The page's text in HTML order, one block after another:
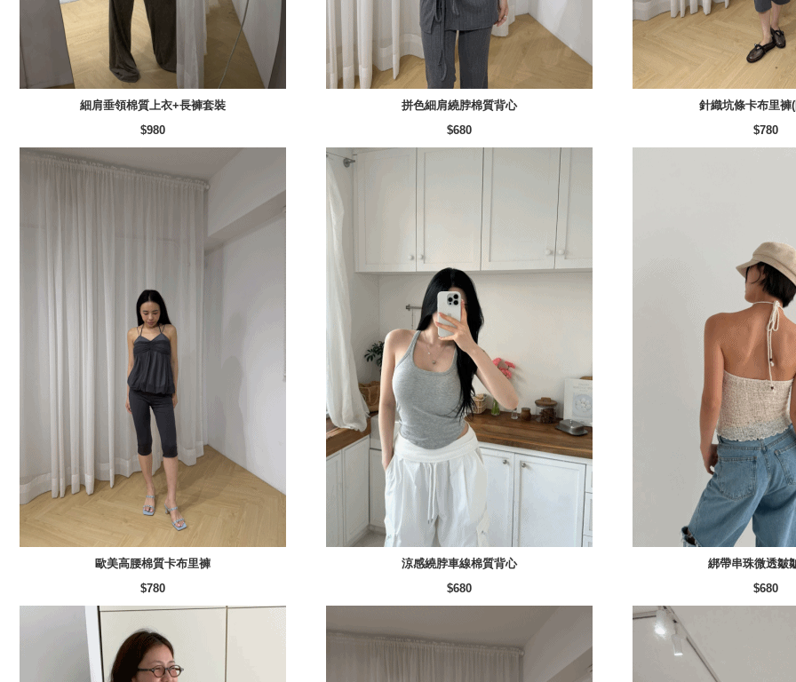
細肩垂領棉質上衣+長褲套裝
$980
拼色細肩繞脖棉質背心
$680
針織坑條卡布里褲
$780
歐美高腰棉質卡布里褲
$780
涼感繞脖車線棉質背心
$680
綁帶串珠微透皺
$680